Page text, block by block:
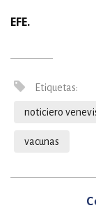
EFE.
Etiquetas:
noticiero
vacunas